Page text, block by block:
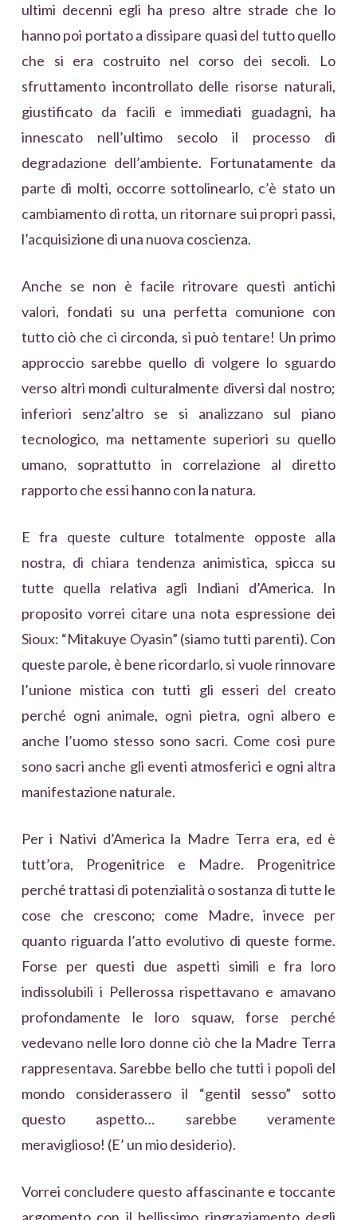
ultimi decenni egli ha preso altre strade che lo
hanno poi portato a dissipare quasi del tutto quello
che si era costruito nel corso dei secoli. Lo
sfruttamento incontrollato delle risorse naturali,
giustificato da facili e immediati guadagni, ha
innescato nell’ultimo secolo il processo di
degradazione dell’ambiente. Fortunatamente da
parte di molti, occorre sottolinearlo, c’è stato un
cambiamento di rotta, un ritornare sui propri passi,
l’acquisizione di una nuova coscienza.
Anche se non è facile ritrovare questi antichi
valori, fondati su una perfetta comunione con
tutto ciò che ci circonda, si può tentare! Un primo
approccio sarebbe quello di volgere lo sguardo
verso altri mondi culturalmente diversi dal nostro;
inferiori senz’altro se si analizzano sul piano
tecnologico, ma nettamente superiori su quello
umano, soprattutto in correlazione al diretto
rapporto che essi hanno con la natura.
E fra queste culture totalmente opposte alla
nostra, di chiara tendenza animistica, spicca su
tutte quella relativa agli Indiani d’America. In
proposito vorrei citare una nota espressione dei
Sioux: “Mitakuye Oyasin” (siamo tutti parenti). Con
queste parole, è bene ricordarlo, si vuole rinnovare
l’unione mistica con tutti gli esseri del creato
perché ogni animale, ogni pietra, ogni albero e
anche l’uomo stesso sono sacri. Come così pure
sono sacri anche gli eventi atmosferici e ogni altra
manifestazione naturale.
Per i Nativi d’America la Madre Terra era, ed è
tutt’ora, Progenitrice e Madre. Progenitrice
perché trattasi di potenzialità o sostanza di tutte le
cose che crescono; come Madre, invece per
quanto riguarda l’atto evolutivo di queste forme.
Forse per questi due aspetti simili e fra loro
indissolubili i Pellerossa rispettavano e amavano
profondamente le loro squaw, forse perché
vedevano nelle loro donne ciò che la Madre Terra
rappresentava. Sarebbe bello che tutti i popoli del
mondo considerassero il “gentil sesso” sotto
questo aspetto… sarebbe veramente
meraviglioso! (E’ un mio desiderio).
Vorrei concludere questo affascinante e toccante